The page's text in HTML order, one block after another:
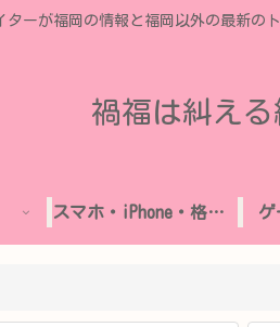
ターが福岡の情報と福岡以外の最新の
禍福は糾える
スマホ・iPhone・格安SIM ゲ